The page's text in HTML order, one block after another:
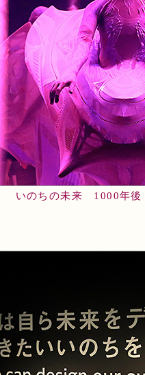
いのちの未来 1000年